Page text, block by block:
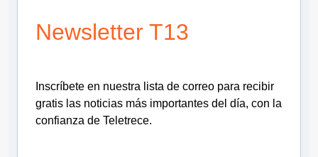
Newsletter T13
Inscríbete en nuestra lista de correo para recibir
gratis las noticias más importantes del día, con la
confianza de Teletrece.